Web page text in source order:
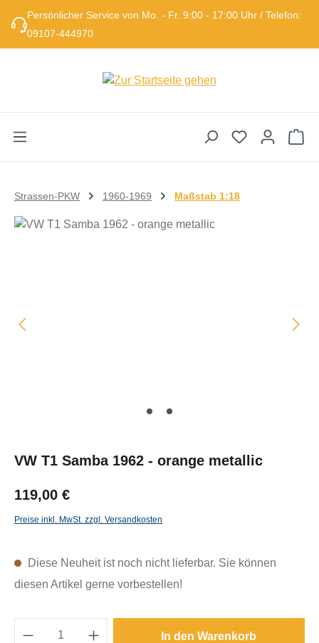
Zum Hauptinhalt springen
Persönlicher Service von Mo. - Fr. 9:00 - 17:00 Uhr / Telefon:
09107-444970
Strassen-PKW 1960-1969 Maßstab 1:18
Bildergalerie überspringen
VW T1 Samba 1962 - orange metallic
119,00 €
Preise inkl. MwSt. zzgl. Versandkosten
Diese Neuheit ist noch nicht lieferbar. Sie können
diesen Artikel gerne vorbestellen!
Produkt Anzahl: Gib den gewünschten
In den Warenkorb